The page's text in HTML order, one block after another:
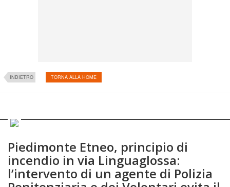
INDIETRO TORNA ALLA HOME
Piedimonte Etneo, principio di
incendio in via Linguaglossa:
l’intervento di un agente di Polizia